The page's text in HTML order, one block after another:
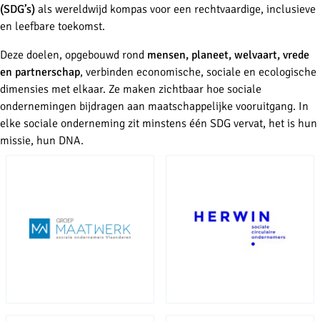
(SDG’s) als wereldwijd kompas voor een rechtvaardige, inclusieve
en leefbare toekomst.
Deze doelen, opgebouwd rond mensen, planeet, welvaart, vrede
en partnerschap, verbinden economische, sociale en ecologische
dimensies met elkaar. Ze maken zichtbaar hoe sociale
ondernemingen bijdragen aan maatschappelijke vooruitgang. In
elke sociale onderneming zit minstens één SDG vervat, het is hun
missie, hun DNA.